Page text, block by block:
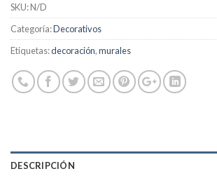
SKU:N/D
Categoría:Decorativos
Etiquetas:decoración,murales
DESCRIPCIÓN